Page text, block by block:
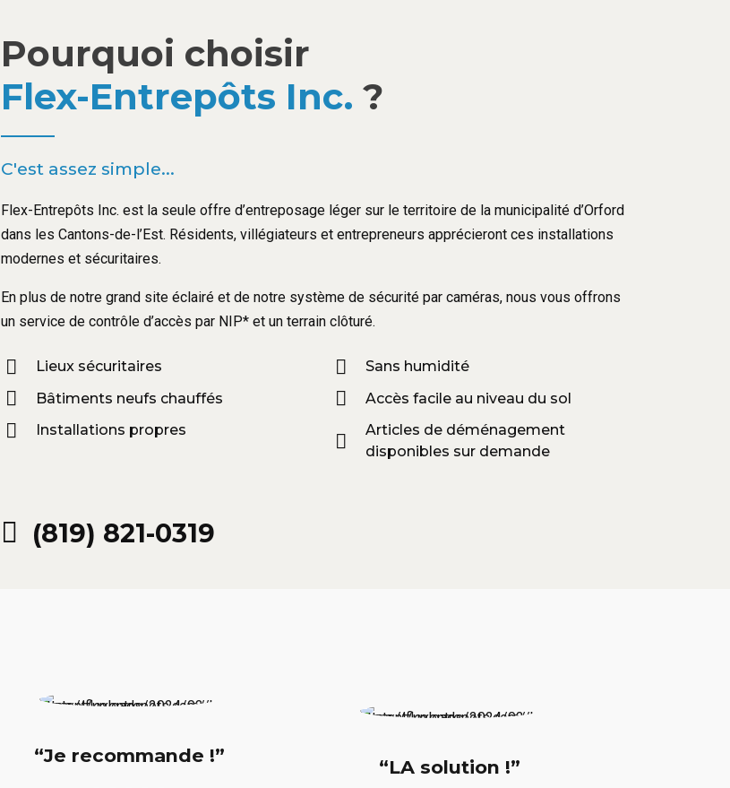
Pourquoi choisir
Flex-Entrepôts Inc. ?
C'est assez simple...
Flex-Entrepôts Inc. est la seule offre d’entreposage léger sur le territoire de la municipalité d’Orford
dans les Cantons-de-l’Est. Résidents, villégiateurs et entrepreneurs apprécieront ces installations
modernes et sécuritaires.
En plus de notre grand site éclairé et de notre système de sécurité par caméras, nous vous offrons
un service de contrôle d’accès par NIP* et un terrain clôturé.
Lieux sécuritaires
Bâtiments neufs chauffés
Installations propres
Sans humidité
Accès facile au niveau du sol
Articles de déménagement
disponibles sur demande
(819) 821-0319
“Je recommande !”
“LA solution !”